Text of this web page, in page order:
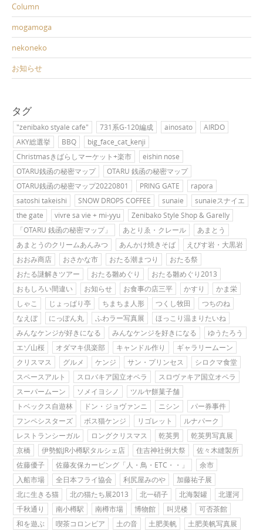
Column
mogamoga
nekoneko
お知らせ
タグ
"zenibako styale cafe" 731系G-120編成 ainosato
AIRDO
AKY総選挙
BBQ
big_face_cat_kenji
Christmasきばらしマーケット+楽市
eishin nose
OTARU銭函の秘密マップ
OTARU 銭函の秘密マップ
OTARU銭函の秘密マップ20220801
PRING GATE
rapora
satoshi takeishi
SNOW DROPS COFFEE sunaie
sunaieスナイエ
the gate
vivre sa vie + mi-yyu
Zenibako Style Shop & Garelly
「OTARU 銭函の秘密マップ」
あとりゑ・クレール
あまとう
あまとうのクリームあんみつ
あんかけ焼きそば
えびす岩・大黒岩
おおみ商店
おさかな市 おたる潮まつり
おたる祭
おたる謎解きツアー
おたる雛めぐり
おたる雛めぐり2013
おもしろい間違い
お知らせ お食事の店三平 かすり
かま栄
しゃこ
じょっぱり亭 ちまちま人形 つくし牧田
つちのね
なえぼ
にっぽん丸 ふわラー写真展
ほっこり温まりたいね
みんなケンジが好きになる
みんなケンジを好きになる
ゆうたろう
エゾ山桜
オダマキ倶楽部 キャンドル作り
ギャラリームーン
クリスマス
グルメ ケンジ サン・プリンセス
シロクマ食堂
スペースアルト
スロバキア国立オペラ
スロヴァキア国立オペラ
スーパームーン
ソメイヨシノ
ツルヤ餅菓子舗
トベックス自遊林
ドン・ジョヴァンニ ニシン
パー券事件
フンペシスターズ
ボス猫ケンジ リゴレット
ルナパーク
レストランシーガル
ロングクリスマス 乾英男
乾英男写真展
京橋
伊勢鮨JR小樽駅タルシェ店 住吉神社例大祭
佐々木縫製所
佐藤優子
佐藤友保カービング「人・鳥・ETC・・」
余市
入船市場
全日本フライ協会 利尻屋みのや
加藤祐子展
北に生きる猫
北の猫たち展2013 北一硝子 北海製罐
北運河
千秋通り
南小樽駅 南樽市場 博物館 叫児楼
可否茶館
和を遊ぶ
喫茶コロンビア 土の音 土肥美帆
土肥美帆写真展